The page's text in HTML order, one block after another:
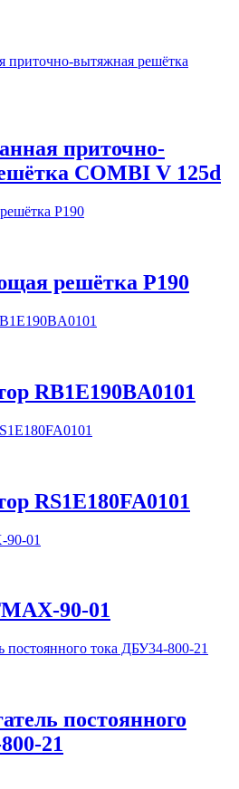
приточно-
COMBI V 125d
решётка P190
RB1E190BA0101
RS1E180FA0101
90-01
постоянного